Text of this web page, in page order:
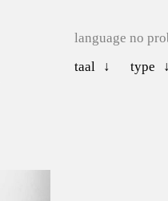
language no
taal
type